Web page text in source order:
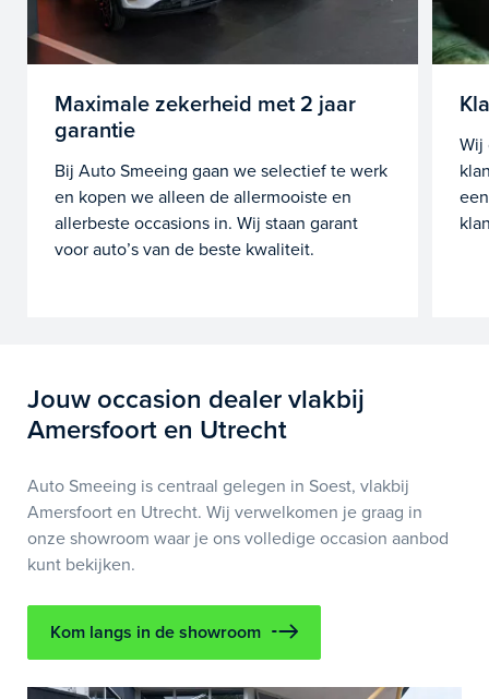
Maximale zekerheid met 2 jaar
garantie
Bij Auto Smeeing gaan we selectief te werk
en kopen we alleen de allermooiste en
allerbeste occasions in. Wij staan garant
voor auto’s van de beste kwaliteit.
Wij
Jouw occasion dealer vlakbij
Amersfoort en Utrecht
Auto Smeeing is centraal gelegen in Soest, vlakbij
Amersfoort en Utrecht. Wij verwelkomen je graag in
onze showroom waar je ons volledige occasion aanbod
kunt bekijken.
Kom langs in de showroom